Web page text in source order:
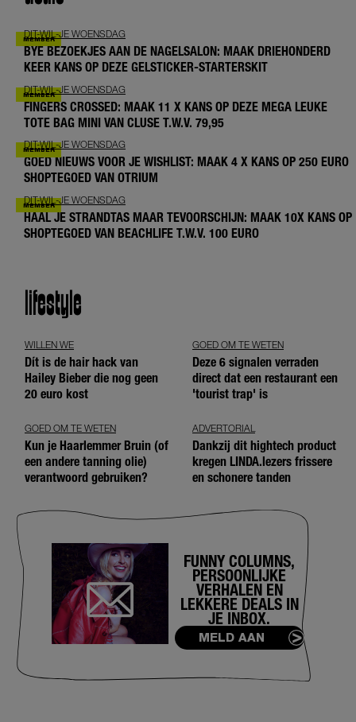
DIT-WIL-JE WOENSDAG
BYE BEZOEKJES AAN DE NAGELSALON: MAAK DRIEHONDERD
KEER KANS OP DEZE GELSTICKER-STARTERSKIT
DIT-WIL-JE WOENSDAG
FINGERS CROSSED: MAAK 11 X KANS OP DEZE MEGA LEUKE
TOTE BAG MINI VAN CLUSE T.W.V. 79,95
DIT-WIL-JE WOENSDAG
GOED NIEUWS VOOR JE WISHLIST: MAAK 4 X KANS OP 250 EURO
SHOPTEGOED VAN OTRIUM
DIT-WIL-JE WOENSDAG
HAAL JE STRANDTAS MAAR TEVOORSCHIJN: MAAK 10X KANS OP
SHOPTEGOED VAN BEACHLIFE T.W.V. 100 EURO
lifestyle
WILLEN WE
Dít is de hair hack van
Hailey Bieber die nog geen
20 euro kost
GOED OM TE WETEN
Deze 6 signalen verraden
direct dat een restaurant een
'tourist trap' is
GOED OM TE WETEN
Kun je Haarlemmer Bruin (of
een andere tanning olie)
verantwoord gebruiken?
ADVERTORIAL
Dankzij dit hightech product
kregen LINDA.lezers frissere
en schonere tanden
FUNNY COLUMNS,
PERSOONLIJKE
VERHALEN EN
LEKKERE DEALS IN
JE INBOX.
MELD AAN